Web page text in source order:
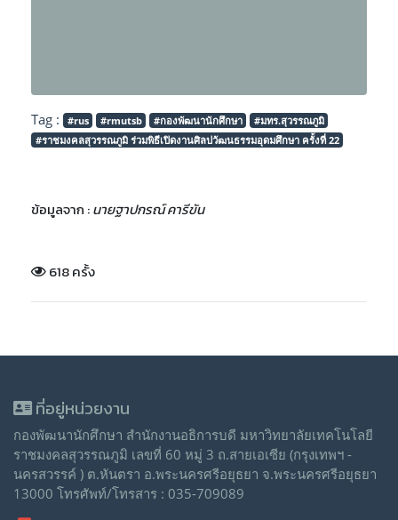
Tag : #rus #rmutsb #กองพัฒนานักศึกษา
#มทร.สุวรรณภูมิ
#ราชมงคลสุวรรณภูมิ ร่วมพิธีเปิดงานศิลปวัฒนธรรมอุดมศึกษา ครั้งที่ 22
ข้อมูลจาก :นายฐาปกรณ์ คารีขัน
618 ครั้ง
ที่อยู่หน่วยงาน
กองพัฒนานักศึกษา สำนักงานอธิการบดี มหาวิทยาลัยเทคโนโลยี
ราชมงคลสุวรรณภูมิ เลขที่ 60 หมู่ 3 ถ.สายเอเซีย (กรุงเทพฯ -
นครสวรรค์ ) ต.หันตรา อ.พระนครศรีอยุธยา จ.พระนครศรีอยุธยา
13000 โทรศัพท์/โทรสาร : 035-709089